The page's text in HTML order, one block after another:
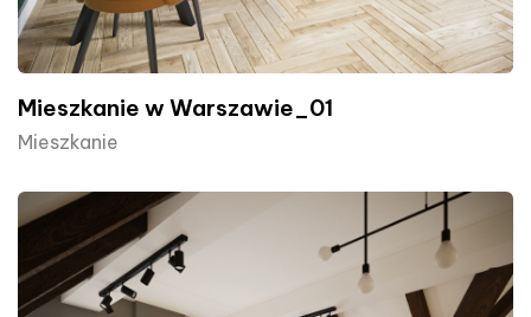
Mieszkanie w Warszawie_01
Mieszkanie